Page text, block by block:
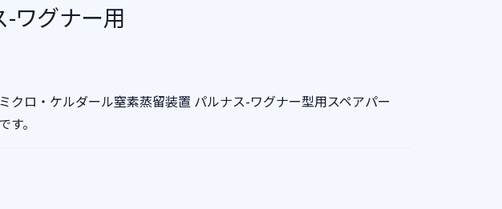
ワグナー用
クロ・ケルダール窒素蒸留装置 パルナス-ワグナー型用スペアパー
す。